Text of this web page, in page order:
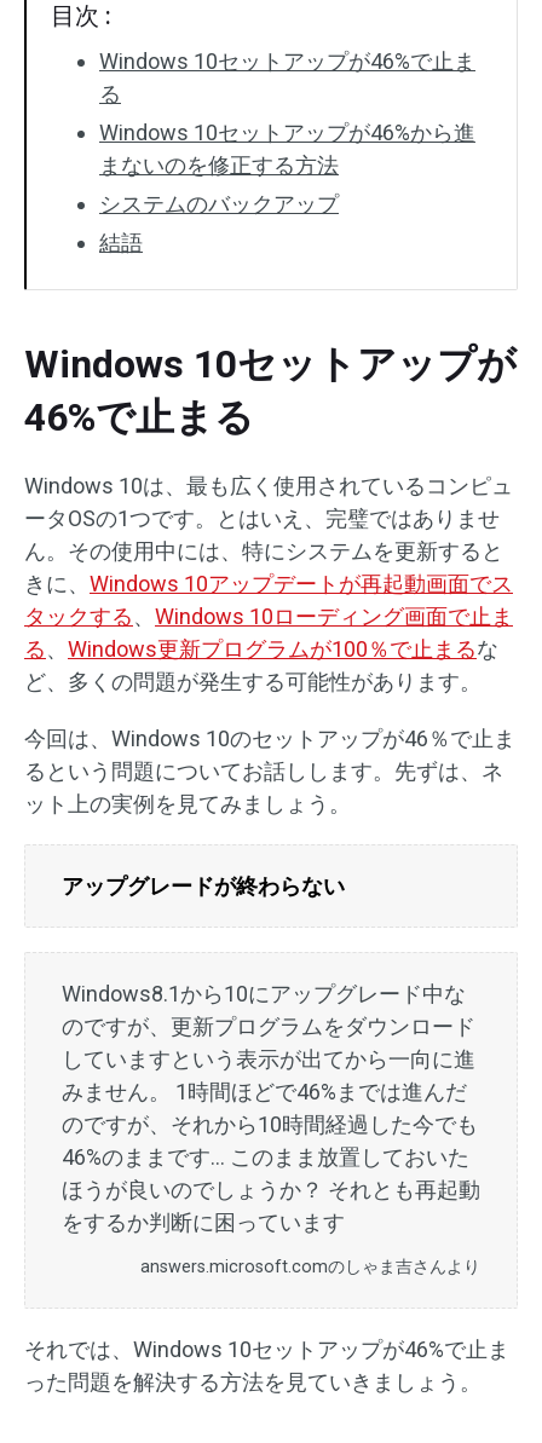
目次 :
Windows 10セットアップが46%で止ま
る
Windows 10セットアップが46%から進
まないのを修正する方法
システムのバックアップ
結語
Windows 10セットアップが
46%で止まる
Windows 10は、最も広く使用されているコンピュ
ータOSの1つです。とはいえ、完璧ではありませ
ん。その使用中には、特にシステムを更新すると
きに、 Windows 10アップデートが再起動画面でス
タックする、 Windows 10ローディング画面で止ま
る、 Windows更新プログラムが100％で止まるな
ど、多くの問題が発生する可能性があります。
今回は、Windows 10のセットアップが46％で止ま
るという問題についてお話しします。先ずは、ネ
ット上の実例を見てみましょう。
アップグレードが終わらない
Windows8.1から10にアップグレード中な
のですが、更新プログラムをダウンロード
していますという表示が出てから一向に進
みません。 1時間ほどで46%までは進んだ
のですが、それから10時間経過した今でも
46%のままです… このまま放置しておいた
ほうが良いのでしょうか？ それとも再起動
をするか判断に困っています
answers.microsoft.comのしゃま吉さんより
それでは、Windows 10セットアップが46%で止ま
った問題を解決する方法を見ていきましょう。